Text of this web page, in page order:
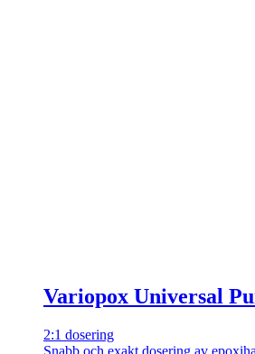
Variopox Universal
2:1 dosering
Snabb och exakt dosering av